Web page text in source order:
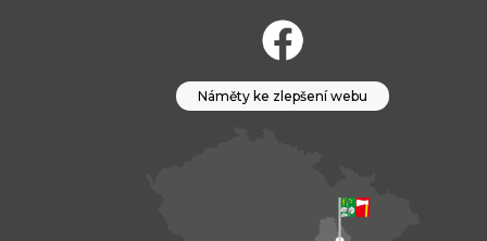
Náměty ke zlepšení webu